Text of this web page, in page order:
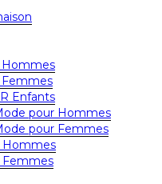
Enfants
pour Hommes
pour Femmes
Hommes
Femmes